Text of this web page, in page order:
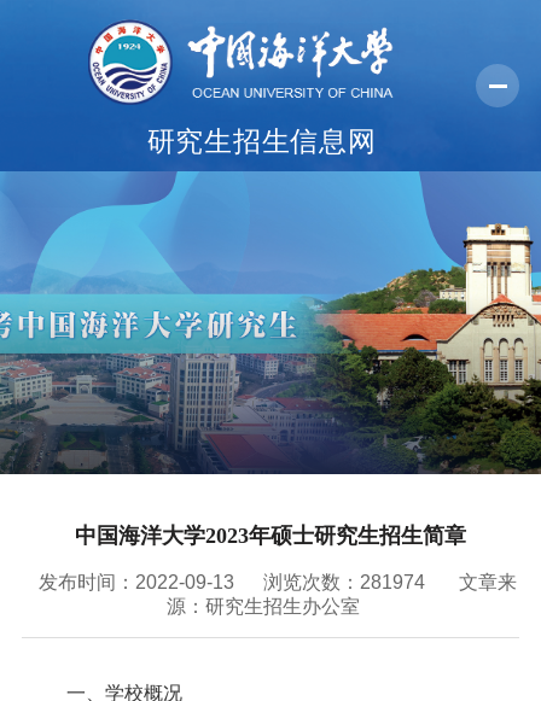
研究生招生信息网
首页
报考指南
报名系统
学院纵览
联系我们
VR全景
中国海洋大学2023年硕士研究生招生简章
发布时间：2022-09-13 浏览次数： 281974
文章来
源：研究生招生办公室
一、学校概况